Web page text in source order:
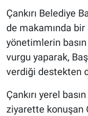
Çankırı Belediye
de makamında
yönetimlerin
vurgu yaparak,
verdiği destekten
Çankırı yerel
ziyarette konuşan